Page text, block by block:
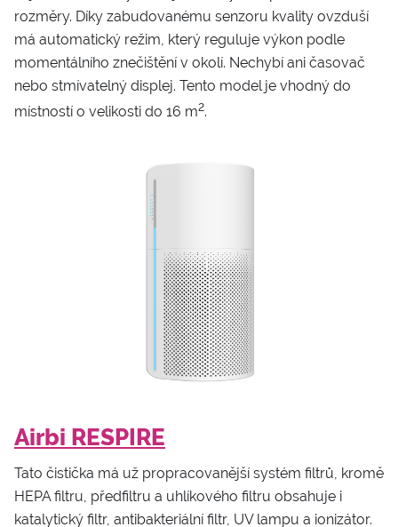
rozměry. Díky zabudovanému senzoru kvality ovzduší
má automatický režim, který reguluje výkon podle
momentálního znečištění v okolí. Nechybí ani časovač
nebo stmívatelný displej. Tento model je vhodný do
místností o velikosti do 16 m2.
Airbi RESPIRE
Tato čistička má už propracovanější systém filtrů, kromě
HEPA filtru, předfiltru a uhlíkového filtru obsahuje i
katalytický filtr, antibakteriální filtr, UV lampu a ionizátor.